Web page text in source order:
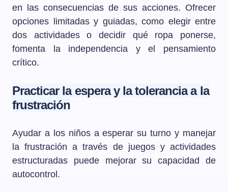
en las consecuencias de sus acciones. Ofrecer
opciones limitadas y guiadas, como elegir entre
dos actividades o decidir qué ropa ponerse,
fomenta la independencia y el pensamiento
crítico.
Practicar la espera y la tolerancia a la
frustración
Ayudar a los niños a esperar su turno y manejar
la frustración a través de juegos y actividades
estructuradas puede mejorar su capacidad de
autocontrol.